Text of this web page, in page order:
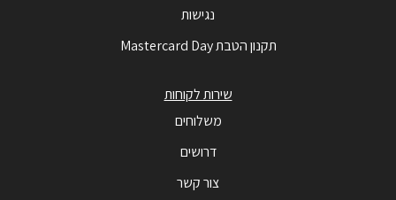
נגישות
תקנון הטבת Mastercard Day
שירות לקוחות
משלוחים
דרושים
צור קשר